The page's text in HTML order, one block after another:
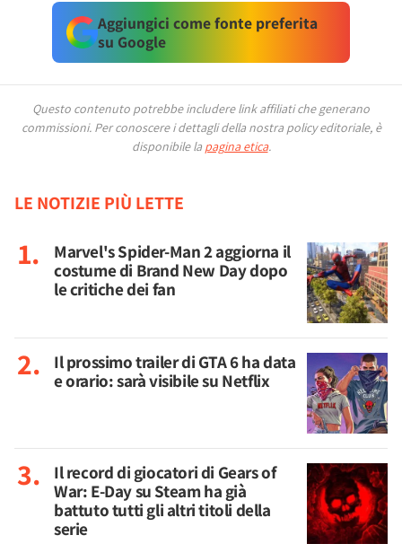
Aggiungici come fonte preferita
su Google
Questo contenuto potrebbe includere link affiliati che generano
commissioni. Per conoscere i dettagli della nostra policy editoriale, è
disponibile la pagina etica.
LE NOTIZIE PIÙ LETTE
Marvel's Spider-Man 2 aggiorna il
costume di Brand New Day dopo
le critiche dei fan
Il prossimo trailer di GTA 6 ha data
e orario: sarà visibile su Netflix
Il record di giocatori di Gears of
War: E-Day su Steam ha già
battuto tutti gli altri titoli della
serie